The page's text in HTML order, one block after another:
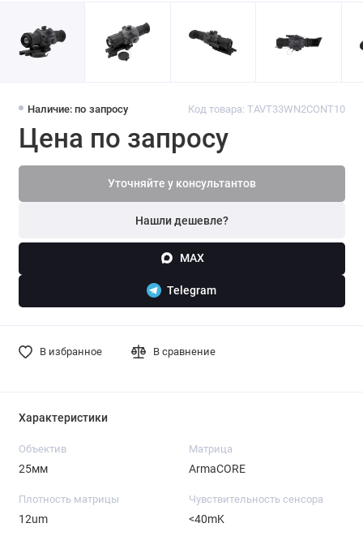
Наличие: по запросу Код товара: TAVT33WN2CONT10
Цена по запросу
Уточняйте у консультантов
Нашли дешевле?
MAX
Telegram
В избранное В сравнение
Характеристики
Объектив
25мм
Матрица
ArmaCORE
Плотность матрицы
12um
Чувствительность сенсора
<40mK